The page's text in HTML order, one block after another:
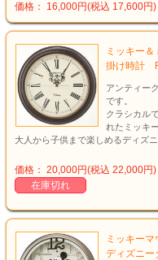
価格： 16,000円(税込 17,600円)
ミッキー
掛け時計
アンティー
です。
クラシカル
れたミッキ
大人から子供まで楽しめるディズニ
価格： 20,000円(税込 22,000円)
在庫切れ
ミッキー
ディズニ